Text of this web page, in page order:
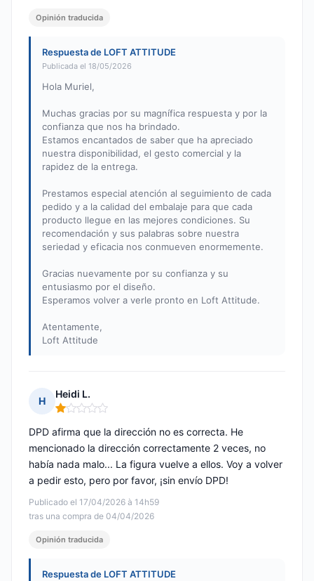
Opinión traducida
Respuesta de LOFT ATTITUDE
Publicada el 18/05/2026
Hola Muriel,
Muchas gracias por su magnífica respuesta y por la
confianza que nos ha brindado.
Estamos encantados de saber que ha apreciado
nuestra disponibilidad, el gesto comercial y la
rapidez de la entrega.
Prestamos especial atención al seguimiento de cada
pedido y a la calidad del embalaje para que cada
producto llegue en las mejores condiciones. Su
recomendación y sus palabras sobre nuestra
seriedad y eficacia nos conmueven enormemente.
Gracias nuevamente por su confianza y su
entusiasmo por el diseño.
Esperamos volver a verle pronto en Loft Attitude.
Atentamente,
Loft Attitude
H
Heidi L.
Nota: 1 de 5
Publicado el 17/04/2026 à 14h59
tras una compra de 04/04/2026
DPD afirma que la dirección no es correcta. He
mencionado la dirección correctamente 2 veces, no
había nada malo... La figura vuelve a ellos. Voy a volver
a pedir esto, pero por favor, ¡sin envío DPD!
Opinión traducida
Respuesta de LOFT ATTITUDE